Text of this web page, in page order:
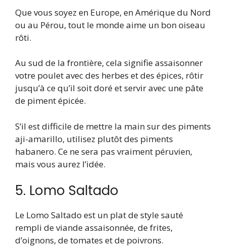
Que vous soyez en Europe, en Amérique du Nord
ou au Pérou, tout le monde aime un bon oiseau
rôti.
Au sud de la frontière, cela signifie assaisonner
votre poulet avec des herbes et des épices, rôtir
jusqu’à ce qu’il soit doré et servir avec une pâte
de piment épicée.
S’il est difficile de mettre la main sur des piments
aji-amarillo, utilisez plutôt des piments
habanero. Ce ne sera pas vraiment péruvien,
mais vous aurez l’idée.
5. Lomo Saltado
Le Lomo Saltado est un plat de style sauté
rempli de viande assaisonnée, de frites,
d’oignons, de tomates et de poivrons.